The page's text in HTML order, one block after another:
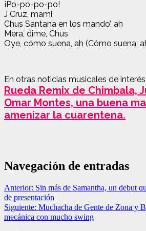
¡Po-po-po-po!
J Cruz, mami
Chus Santana en los mando’, ah
Mera, dime, Chus
Oye, cómo suena, ah (Cómo suena,
En otras noticias musicales de
Rueda Remix de Chimbala,
Omar Montes, una buena
amenizar la cuarentena.
Navegación de entradas
Anterior: Sin más de Samantha, un debut
de presentación
Siguiente: Muchacha de Gente de Zona y
mecánica con mucho swing